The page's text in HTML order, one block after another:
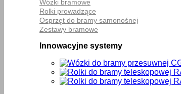
Wózki bramowe
Rolki prowadzące
Osprzęt do bramy samonośnej
Zestawy bramowe
Innowacyjne systemy